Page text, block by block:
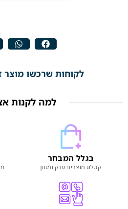
לקוחות שרכשו מוצר
למה לקנות
בגלל המבחר
קטלוג מוצרים ענק ומגוון